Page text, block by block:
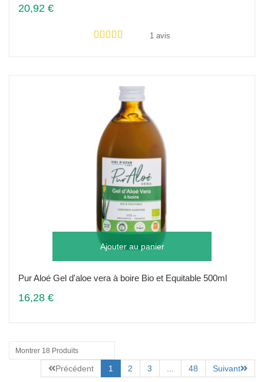
20,92 €
1 avis
Ajouter au panier
Pur Aloé Gel d'aloe vera à boire Bio et Equitable 500ml
16,28 €
Montrer 18 Produits
Précédent 1 2 3 48 Suivant